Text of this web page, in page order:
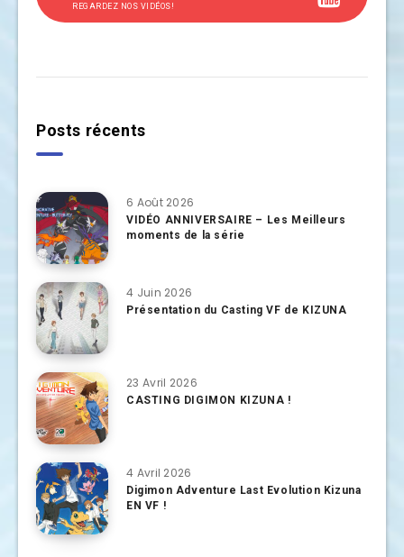
REGARDEZ NOS VIDÉOS!
Posts récents
6 Août 2026
VIDÉO ANNIVERSAIRE – Les Meilleurs
moments de la série
4 Juin 2026
Présentation du Casting VF de KIZUNA
23 Avril 2026
CASTING DIGIMON KIZUNA !
4 Avril 2026
Digimon Adventure Last Evolution Kizuna
EN VF !